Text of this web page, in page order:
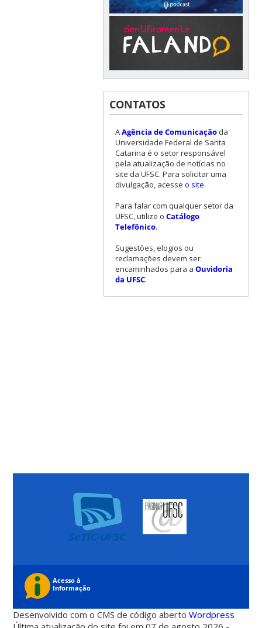
CONTATOS
AAgência de Comunicaçãoda
Universidade Federal de Santa
Catarina é o setor responsável
pela atualização de notícias no
site da UFSC. Para solicitar uma
divulgação, acesse o site.
Para falar com qualquer setor da
UFSC, utilize o Catálogo
Telefônico.
Sugestões, elogios ou
reclamações devem ser
encaminhados para a Ouvidoria
da UFSC.
Desenvolvido com o CMS de código abertoWordpress